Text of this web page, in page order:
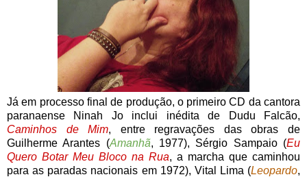
Já em processo final de produção, o primeiro CD da cantora
paranaense Ninah Jo inclui inédita de Dudu Falcão,
Caminhos de Mim, entre regravações das obras de
Guilherme Arantes (Amanhã, 1977), Sérgio Sampaio (Eu
Quero Botar Meu Bloco na Rua, a marcha que caminhou
para as paradas nacionais em 1972), Vital Lima (Leopardo,